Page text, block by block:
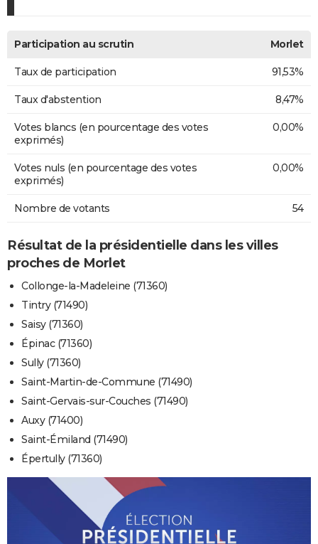
Participation au scrutin Morlet
Taux de participation 91,53%
Taux d'abstention 8,47%
Votes blancs (en pourcentage des votes
exprimés)
0,00%
Votes nuls (en pourcentage des votes
exprimés)
0,00%
Nombre de votants 54
Résultat de la présidentielle dans les villes
proches de Morlet
Collonge-la-Madeleine (71360)
Tintry (71490)
Saisy (71360)
Épinac (71360)
Sully (71360)
Saint-Martin-de-Commune (71490)
Saint-Gervais-sur-Couches (71490)
Auxy (71400)
Saint-Émiland (71490)
Épertully (71360)